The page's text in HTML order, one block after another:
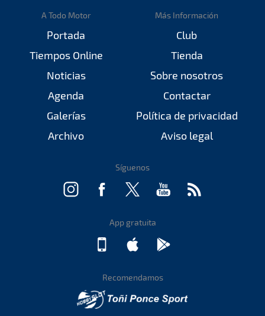
A Todo Motor
Portada
Tiempos Online
Noticias
Agenda
Galerías
Archivo
Más Información
Club
Tienda
Sobre nosotros
Contactar
Política de privacidad
Aviso legal
Síguenos
App gratuita
Recomendamos